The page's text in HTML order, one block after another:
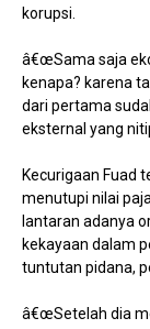
korupsi.
â€œSama saja
kenapa? karena
dari pertama
eksternal yang
Kecurigaan Fuad
menutupi nilai
lantaran adanya
kekayaan dalam
tuntutan pidana,
â€œSetelah dia